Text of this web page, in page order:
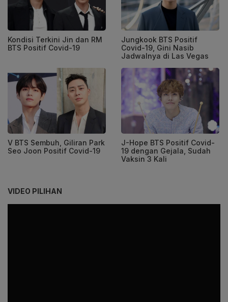
Kondisi Terkini Jin dan RM
BTS Positif Covid-19
Jungkook BTS Positif
Covid-19, Gini Nasib
Jadwalnya di Las Vegas
V BTS Sembuh, Giliran Park
Seo Joon Positif Covid-19
J-Hope BTS Positif Covid-
19 dengan Gejala, Sudah
Vaksin 3 Kali
VIDEO PILIHAN